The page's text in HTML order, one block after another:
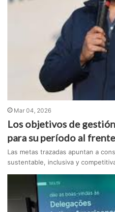
Mar 04, 2026
Los objetivos de
para su período al
Las metas trazadas apuntan a
sustentable, inclusiva y